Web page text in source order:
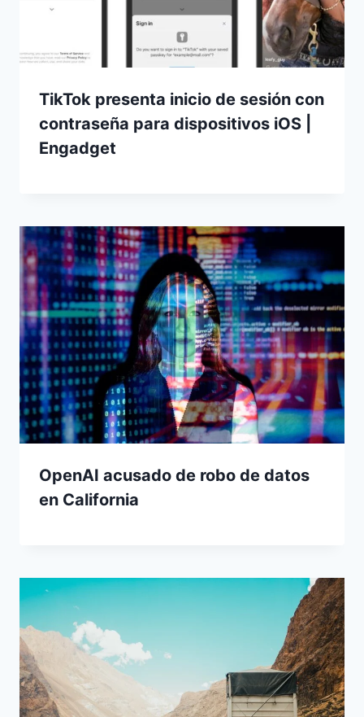
TikTok presenta inicio de sesión con
contraseña para dispositivos iOS |
Engadget
OpenAI acusado de robo de datos
en California